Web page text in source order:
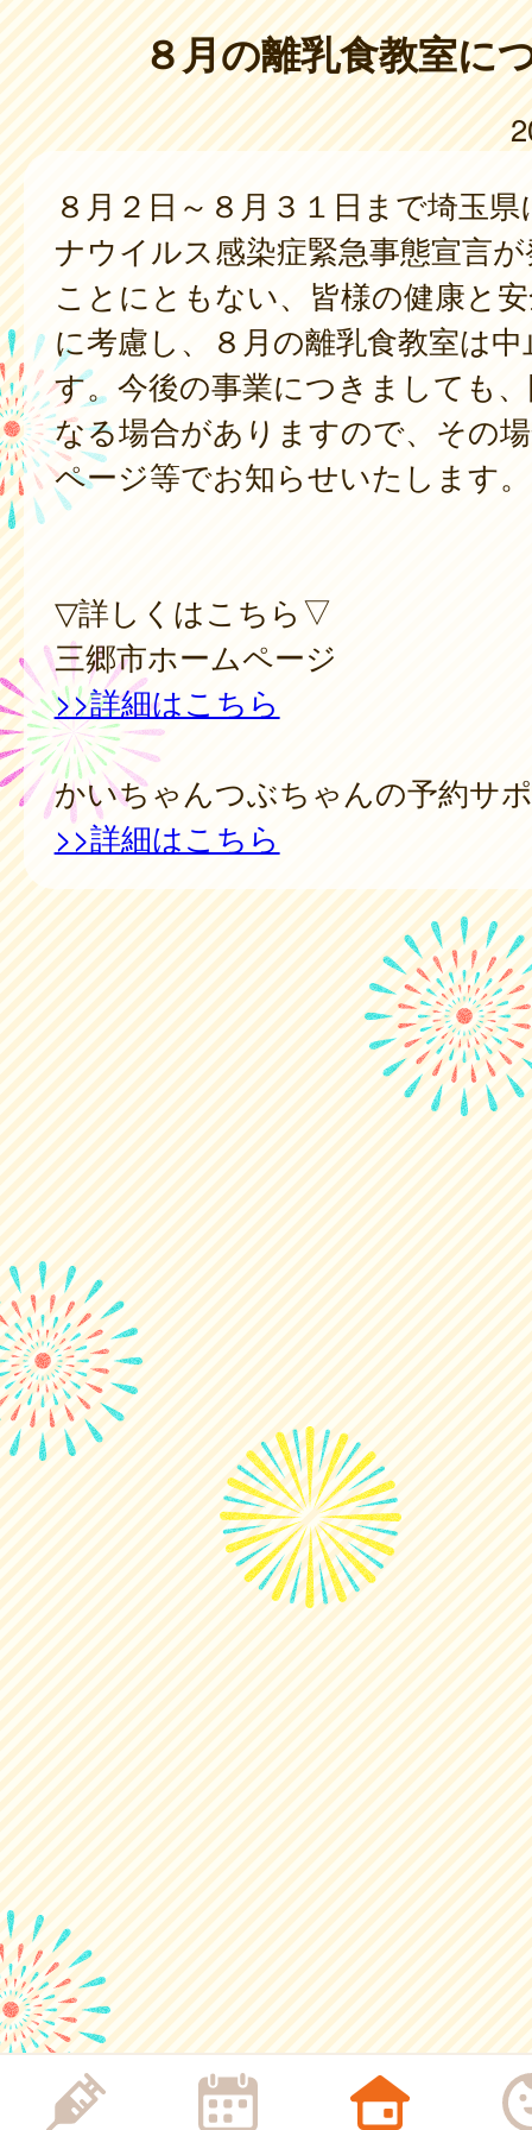
８月の離乳食教室に
８月２日～８月３１日まで埼玉
ナウイルス感染症緊急事態宣言
ことにともない、皆様の健康と
に考慮し、８月の離乳食教室は
す。今後の事業につきましても
なる場合がありますので、その
ページ等でお知らせいたします。
▽詳しくはこちら▽
三郷市ホームページ
>>詳細はこちら
かいちゃんつぶちゃんの予約サ
>>詳細はこちら